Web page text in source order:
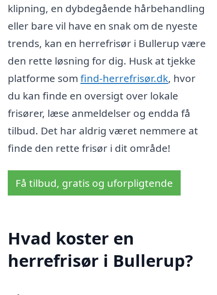
klipning, en dybdegående hårbehandling
eller bare vil have en snak om de nyeste
trends, kan en herrefrisør i Bullerup være
den rette løsning for dig. Husk at tjekke
platforme som find-herrefrisør.dk, hvor
du kan finde en oversigt over lokale
frisører, læse anmeldelser og endda få
tilbud. Det har aldrig været nemmere at
finde den rette frisør i dit område!
Få tilbud, gratis og uforpligtende
Hvad koster en
herrefrisør i Bullerup?